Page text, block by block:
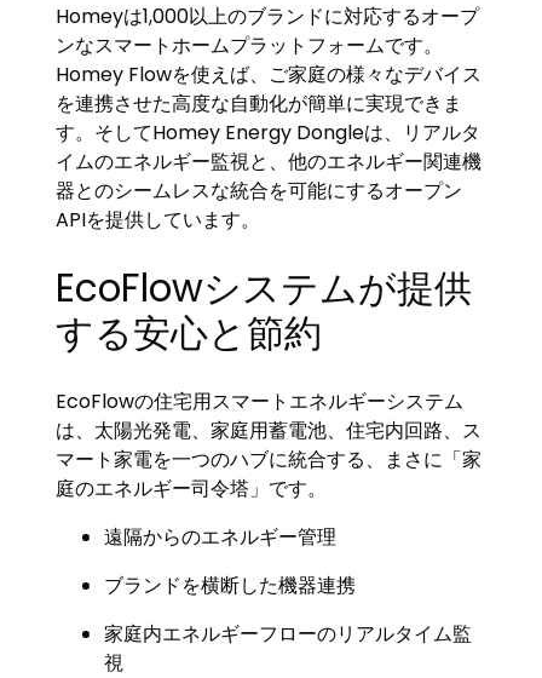
Homeyは1,000以上のブランドに対応するオープ
ンなスマートホームプラットフォームです。
Homey Flowを使えば、ご家庭の様々なデバイス
を連携させた高度な自動化が簡単に実現できま
す。そしてHomey Energy Dongleは、リアルタ
イムのエネルギー監視と、他のエネルギー関連機
器とのシームレスな統合を可能にするオープン
APIを提供しています。
EcoFlowシステムが提供
する安心と節約
EcoFlowの住宅用スマートエネルギーシステム
は、太陽光発電、家庭用蓄電池、住宅内回路、ス
マート家電を一つのハブに統合する、まさに「家
庭のエネルギー司令塔」です。
遠隔からのエネルギー管理
ブランドを横断した機器連携
家庭内エネルギーフローのリアルタイム監
視